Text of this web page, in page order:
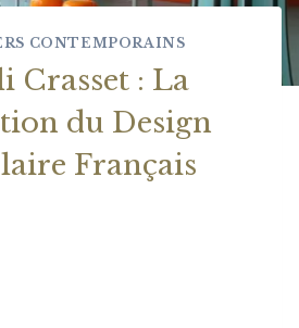
CONTEMPORAINS
Crasset : La
du Design
Français